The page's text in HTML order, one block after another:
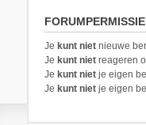
Je kunt nietnieuwe
Je kunt nietreageren
Je kunt nietje eigen
Je kunt nietje eigen